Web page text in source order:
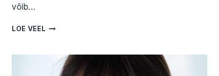
võib…
LOE VEEL MILLEKS
MARIS
PRISKO